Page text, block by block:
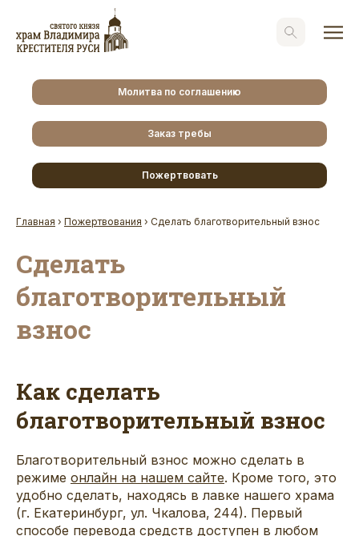
Молитва по соглашению
Заказ требы
Пожертвовать
Главная › Пожертвования › Сделать благотворительный взнос
Сделать
благотворительный
взнос
Как сделать
благотворительный взнос
Благотворительный взнос можно сделать в
режиме онлайн на нашем сайте. Кроме того, это
удобно сделать, находясь в лавке нашего храма
(г. Екатеринбург, ул. Чкалова, 244). Первый
способе перевода средств доступен в любом